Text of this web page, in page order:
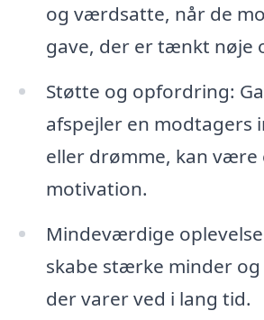
og værdsatte, når de
gave, der er tænkt nøje
Støtte og opfordring:
afspejler en modtagers
eller drømme, kan være
motivation.
Mindeværdige
skabe stærke minder
der varer ved i lang tid.